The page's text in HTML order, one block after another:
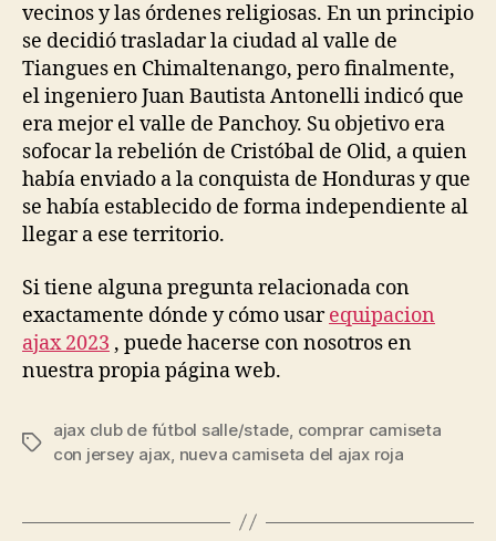
vecinos y las órdenes religiosas. En un principio
se decidió trasladar la ciudad al valle de
Tiangues en Chimaltenango, pero finalmente,
el ingeniero Juan Bautista Antonelli indicó que
era mejor el valle de Panchoy. Su objetivo era
sofocar la rebelión de Cristóbal de Olid, a quien
había enviado a la conquista de Honduras y que
se había establecido de forma independiente al
llegar a ese territorio.
Si tiene alguna pregunta relacionada con
exactamente dónde y cómo usarequipacion
ajax 2023 , puede hacerse con nosotros en
nuestra propia página web.
Etiquetas
ajax club de fútbol salle/stade comprar camiseta
con jersey ajax nueva camiseta del ajax roja